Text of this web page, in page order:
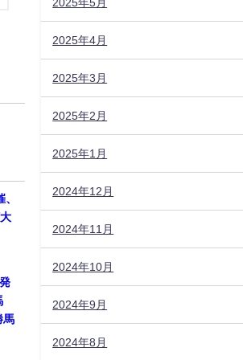
馬
2025年4月
2025年3月
2025年2月
2025年1月
2024年12月
2024年11月
2024年10月
2024年9月
2024年8月